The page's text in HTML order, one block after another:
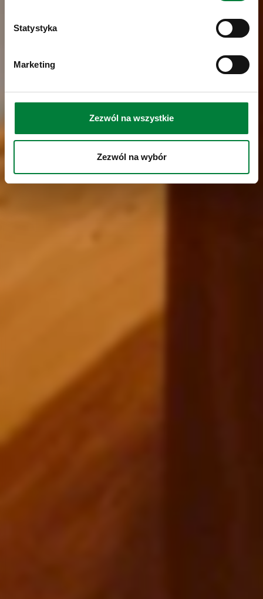
Statystyka
Marketing
Zezwól na wszystkie
Zezwól na wybór